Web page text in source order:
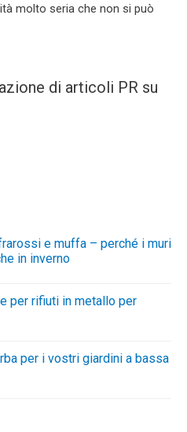
molto seria che non si può
di articoli PR su
e muffa – perché i muri
in inverno
per rifiuti in metallo per
per i vostri giardini a bassa